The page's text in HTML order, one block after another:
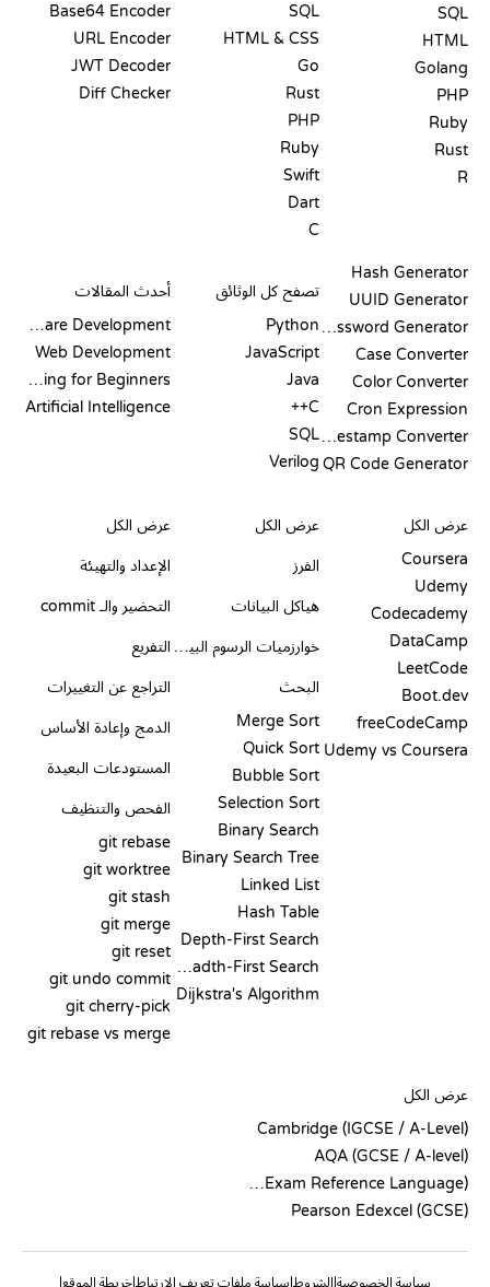
SQL
HTML
Golang
PHP
Ruby
Rust
R
SQL
HTML & CSS
Go
Rust
PHP
Ruby
Swift
Dart
C
Base64 Encoder
URL Encoder
JWT Decoder
Diff Checker
Hash Generator
UUID Generator
Password Generator
Case Converter
Color Converter
Cron Expression
Timestamp Converter
QR Code Generator
تصفح كل الوثائق
Python
JavaScript
Java
C++
SQL
Verilog
أحدث المقالات
Software Development
Web Development
Coding for Beginners
Artificial Intelligence
عرض الكل
Coursera
Udemy
Codecademy
DataCamp
LeetCode
Boot.dev
freeCodeCamp
Udemy vs Coursera
عرض الكل
الفرز
هياكل البيانات
خوارزميات الرسوم البيانية
البحث
Merge Sort
Quick Sort
Bubble Sort
Selection Sort
Binary Search
Binary Search Tree
Linked List
Hash Table
Depth-First Search
Breadth-First Search
Dijkstra's Algorithm
عرض الكل
الإعداد والتهيئة
التحضير والـ commit
التفريع
التراجع عن التغييرات
الدمج وإعادة الأساس
المستودعات البعيدة
الفحص والتنظيف
git rebase
git worktree
git stash
git merge
git reset
git undo commit
git cherry-pick
git rebase vs merge
عرض الكل
Cambridge (IGCSE / A-Level)
AQA (GCSE / A-level)
OCR (Exam Reference Language)
Pearson Edexcel (GCSE)
سياسة الخصوصية الشروط| سياسة ملفات تعريف الارتباط|خريطة الموقع